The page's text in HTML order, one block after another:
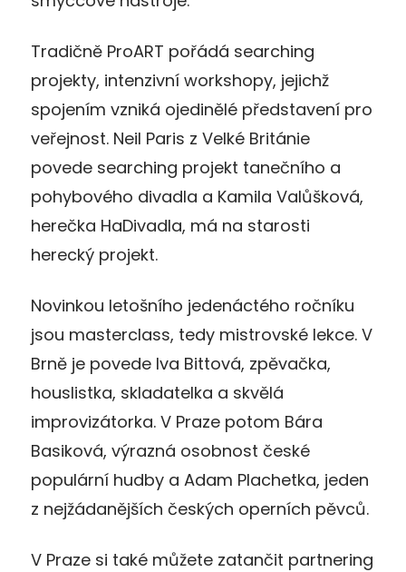
Tradičně ProART pořádá searching
projekty, intenzivní workshopy, jejichž
spojením vzniká ojedinělé představení pro
veřejnost. Neil Paris z Velké Británie
povede searching projekt tanečního a
pohybového divadla a Kamila Valůšková,
herečka HaDivadla, má na starosti
herecký projekt.
Novinkou letošního jedenáctého ročníku
jsou masterclass, tedy mistrovské lekce. V
Brně je povede Iva Bittová, zpěvačka,
houslistka, skladatelka a skvělá
improvizátorka. V Praze potom Bára
Basiková, výrazná osobnost české
populární hudby a Adam Plachetka, jeden
z nejžádanějších českých operních pěvců.
V Praze si také můžete zatančit partnering